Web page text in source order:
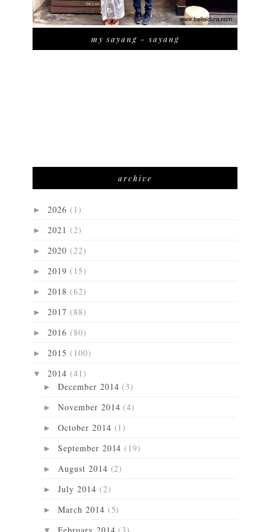
my sayang - sayang
archive
► 2026 (1)
► 2021 (2)
► 2020 (22)
► 2019 (15)
► 2018 (62)
► 2017 (88)
► 2016 (80)
► 2015 (100)
▼ 2014 (41)
► December 2014(3)
► November 2014(4)
► October 2014 (1)
► September 2014(19)
► August 2014 (2)
► July 2014 (2)
► March 2014 (5)